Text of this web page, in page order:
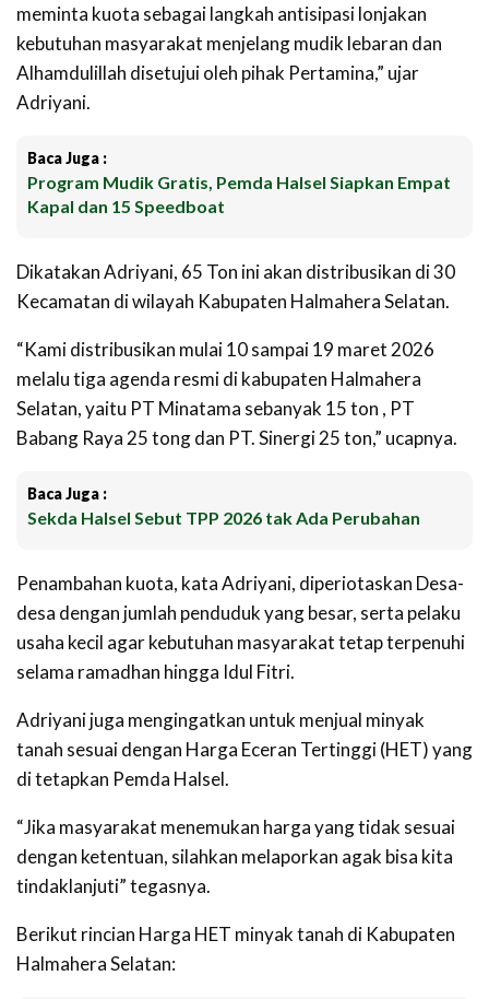
meminta kuota sebagai langkah antisipasi lonjakan
kebutuhan masyarakat menjelang mudik lebaran dan
Alhamdulillah disetujui oleh pihak Pertamina,” ujar
Adriyani.
Baca Juga :
Program Mudik Gratis, Pemda Halsel Siapkan Empat
Kapal dan 15 Speedboat
Dikatakan Adriyani, 65 Ton ini akan distribusikan di 30
Kecamatan di wilayah Kabupaten Halmahera Selatan.
“Kami distribusikan mulai 10 sampai 19 maret 2026
melalu tiga agenda resmi di kabupaten Halmahera
Selatan, yaitu PT Minatama sebanyak 15 ton , PT
Babang Raya 25 tong dan PT. Sinergi 25 ton,” ucapnya.
Baca Juga :
Sekda Halsel Sebut TPP 2026 tak Ada Perubahan
Penambahan kuota, kata Adriyani, diperiotaskan Desa-
desa dengan jumlah penduduk yang besar, serta pelaku
usaha kecil agar kebutuhan masyarakat tetap terpenuhi
selama ramadhan hingga Idul Fitri.
Adriyani juga mengingatkan untuk menjual minyak
tanah sesuai dengan Harga Eceran Tertinggi (HET) yang
di tetapkan Pemda Halsel.
“Jika masyarakat menemukan harga yang tidak sesuai
dengan ketentuan, silahkan melaporkan agak bisa kita
tindaklanjuti” tegasnya.
Berikut rincian Harga HET minyak tanah di Kabupaten
Halmahera Selatan: